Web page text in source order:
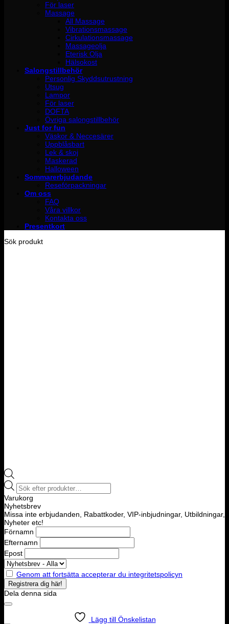
För laser
Massage
All Massage
Vibrationsmassage
Cirkulationsmassage
Massageolja
Eterisk Olja
Hälsokost
Salongstillbehör
Personlig Skyddsutrustning
Utsug
Lampor
För laser
DOFTA
Övriga salongstillbehör
Just for fun
Väskor & Neccesärer
Uppblåsbart
Lek & skoj
Maskerad
Halloween
Sommarerbjudande
Reseförpackningar
Om oss
FAQ
Våra villkor
Kontakta oss
Presentkort
Sök produkt
Products
search
Varukorg
Nyhetsbrev
Missa inte erbjudanden, Rabattkoder, VIP-inbjudningar, Utbildningar,
Nyheter etc!
Förnamn
Efternamn
Epost
Genom att fortsätta accepterar du integritetspolicyn
Dela denna sida
Lägg till Önskelistan